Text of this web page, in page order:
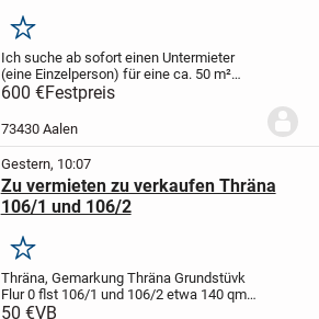
Merken
Ich suche ab sofort einen Untermieter
(eine Einzelperson) für eine ca. 50 m²
große, voll möblierte 2-Zimmer-
Dachgeschosswohnung in bester Lage
der Aalen-City.
zum Rathaus...
600 €Festpreis
73430 Aalen
Gestern, 10:07
Zu vermieten zu verkaufen Thräna
106/1 und 106/2
Merken
Thräna, Gemarkung Thräna Grundstüvk
Flur 0 flst 106/1 und 106/2 etwa 140 qm
.Zu vermieten 300 euro pro zjahr zu
50 €VB